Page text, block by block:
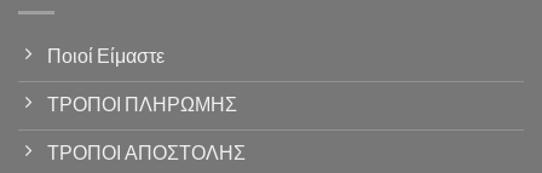
Ποιοί Είμαστε
ΤΡΟΠΟΙ ΠΛΗΡΩΜΗΣ
ΤΡΟΠΟΙ ΑΠΟΣΤΟΛΗΣ